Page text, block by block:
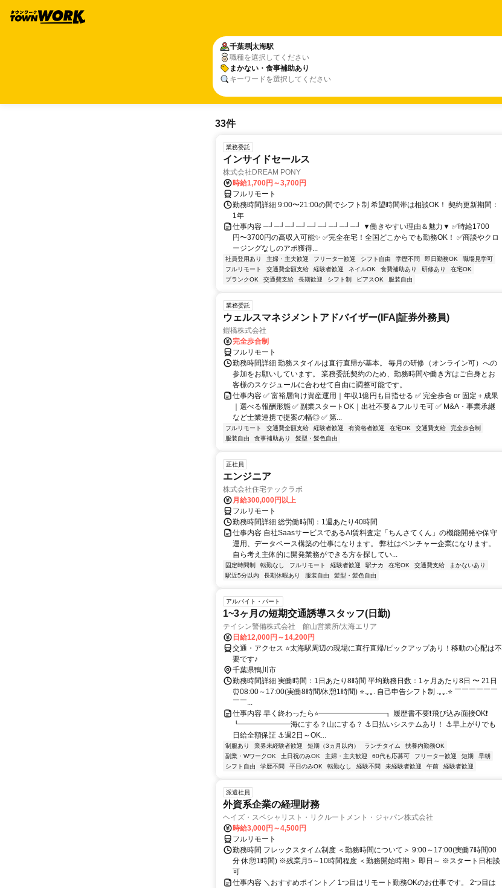
千葉県太海駅
職種を選択してください
まかない・食事補助あり
キーワードを選択してください
33件
業務委託
インサイドセールス
株式会社DREAM PONY
時給1,700円～3,700円
フルリモート
勤務時間詳細 9:00〜21:00の間でシフト制 希望時間帯は相談OK！ 契約更新期間：
1年
仕事内容 ─┘─┘─┘─┘─┘─┘─┘─┘─┘ ▼働きやすい理由＆魅力▼ ✅時給1700
円〜3700円の高収入可能✨ ✅完全在宅！全国どこからでも勤務OK！ ✅商談やクロ
ージングなしのアポ獲得...
社員登用あり 主婦・主夫歓迎 フリーター歓迎 シフト自由 学歴不問 即日勤務OK
職場見学可
フルリモート
交通費全額支給 経験者歓迎 ネイルOK 食費補助あり 研修あり
在宅OK
ブランクOK
交通費支給 長期歓迎 シフト制 ピアスOK 服装自由
業務委託
ウェルスマネジメントアドバイザー(IFA|証券外務員)
鎧橋株式会社
完全歩合制
フルリモート
勤務時間詳細 勤務スタイルは直行直帰が基本。 毎月の研修（オンライン可）への
参加をお願いしています。 業務委託契約のため、勤務時間や働き方はご自身とお
客様のスケジュールに合わせて自由に調整可能です。
仕事内容 ✅ 富裕層向け資産運用｜年収1億円も目指せる ✅ 完全歩合 or 固定＋成果
｜選べる報酬形態 ✅ 副業スタートOK｜出社不要＆フルリモ可 ✅ M&A・事業承継
など士業連携で提案の幅◎ ✅ 第...
フルリモート 交通費全額支給 経験者歓迎 有資格者歓迎 在宅OK 交通費支給
完全歩合制
服装自由
食事補助あり 髪型・髪色自由
正社員
エンジニア
株式会社住宅テックラボ
月給300,000円以上
フルリモート
勤務時間詳細 総労働時間：1週あたり40時間
仕事内容 自社SaasサービスであるAI賃料査定「ちんさてくん」の機能開発や保守
運用、データベース構築の仕事になります。 弊社はベンチャー企業になります。
自ら考え主体的に開発業務ができる方を探してい...
固定時間制 転勤なし フルリモート 経験者歓迎 駅ナカ 在宅OK 交通費支給
まかないあり
駅近5分以内
長期休暇あり 服装自由 髪型・髪色自由
アルバイト・パート
1~3ヶ月の短期交通誘導スタッフ(日勤)
テイシン警備株式会社 館山営業所/太海エリア
日給12,000円～14,200円
交通・アクセス ⭐太海駅周辺の現場に直行直帰/ピックアップあり！移動の心配は不
要です♪
千葉県鴨川市
勤務時間詳細 実働時間：1日あたり8時間 平均勤務日数：1ヶ月あたり8日 〜 21日
⏰08:00～17:00(実働8時間/休憩1時間) ⭐.｡｡. 自己申告シフト制 .｡｡.⭐ ￣￣￣￣￣￣
￣￣...
仕事内容 早く終わったら⭐━━━━━━━━━┓ 履歴書不要❗飛び込み面接OK❗
┗━━━━━━━海にする？山にする？ ⚓日払いシステムあり！ ⚓早上がりでも
日給全額保証 ⚓週2日～OK...
制服あり 業界未経験者歓迎 短期（3ヵ月以内） ランチタイム
扶養内勤務OK
副業・WワークOK
土日祝のみOK 主婦・主夫歓迎 60代も応募可 フリーター歓迎 短期
早朝
シフト自由
学歴不問 平日のみOK 転勤なし 経験不問 未経験者歓迎 午前 経験者歓迎
派遣社員
外資系企業の経理財務
ヘイズ・スペシャリスト・リクルートメント・ジャパン株式会社
時給3,000円～4,500円
フルリモート
勤務時間 フレックスタイム制度 ＜勤務時間について＞ 9:00～17:00(実働7時間00
分 休憩1時間) ※残業月5～10時間程度 ＜勤務開始時期＞ 即日～ ※スタート日相談
可
仕事内容 ＼おすすめポイント／ 1つ目はリモート勤務OKのお仕事です。 2つ目は